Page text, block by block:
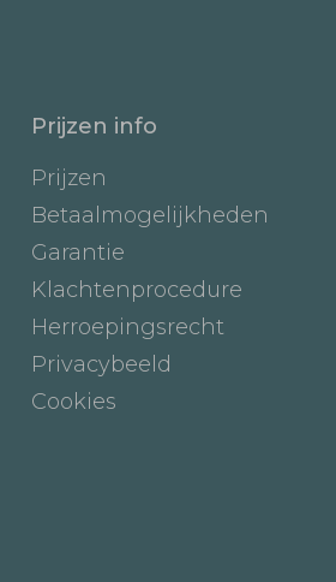
Prijzen info
Prijzen
Betaalmogelijkheden
Garantie
Klachtenprocedure
Herroepingsrecht
Privacybeeld
Cookies